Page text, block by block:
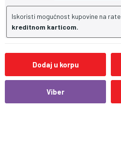
Iskoristi mogućnost kupovine na rate
kreditnom karticom.
Dodaj u korpu
Viber